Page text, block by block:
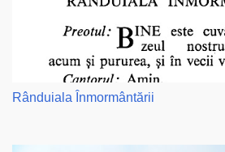
Rânduiala Înmormântării